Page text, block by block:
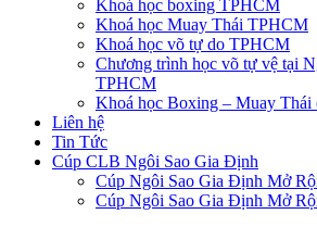
Khoá học boxing TPHCM
Khoá học Muay Thái TPHCM
Khoá học võ tự do TPHCM
Chương trình học võ tự vệ tại
TPHCM
Khoá học Boxing – Muay Thái
Liên hệ
Tin Tức
Cúp CLB Ngôi Sao Gia Định
Cúp Ngôi Sao Gia Định Mở
Cúp Ngôi Sao Gia Định Mở